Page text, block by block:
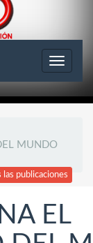
Toggle
MUNDO
publicaciones
EL